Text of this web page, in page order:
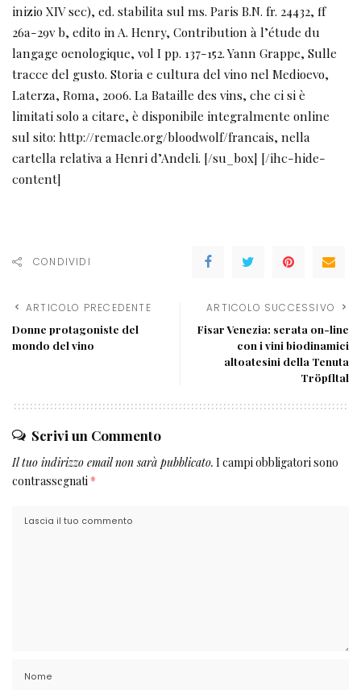
inizio XIV sec), ed. stabilita sul ms. Paris B.N. fr. 24432, ff
26a-29v b, edito in A. Henry, Contribution à l’étude du
langage oenologique, vol I pp. 137-152. Yann Grappe, Sulle
tracce del gusto. Storia e cultura del vino nel Medioevo,
Laterza, Roma, 2006. La Bataille des vins, che ci si è
limitati solo a citare, è disponibile integralmente online
sul sito: http://remacle.org/bloodwolf/francais, nella
cartella relativa a Henri d’Andeli. [/su_box] [/ihc-hide-
content]
CONDIVIDI
ARTICOLO PRECEDENTE
Donne protagoniste del
mondo del vino
ARTICOLO SUCCESSIVO
Fisar Venezia: serata on-line
con i vini biodinamici
altoatesini della Tenuta
Tröpfltal
Scrivi un Commento
Il tuo indirizzo email non sarà pubblicato. I campi obbligatori sono
contrassegnati *